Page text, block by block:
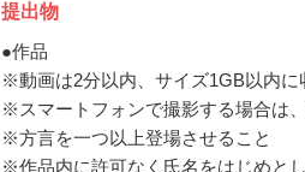
提出物
●作品
※動画は2分以内、サイズ1GB以内に
※スマートフォンで撮影する場合は
※方言を一つ以上登場させること
※作品内に許可なく氏名をはじめと